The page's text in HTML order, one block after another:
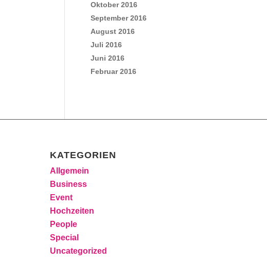
Oktober 2016
September 2016
August 2016
Juli 2016
Juni 2016
Februar 2016
KATEGORIEN
Allgemein
Business
Event
Hochzeiten
People
Special
Uncategorized